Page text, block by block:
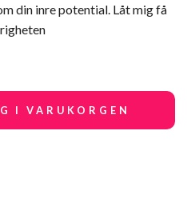
din inre potential. Låt mig få
I VARUKORGEN